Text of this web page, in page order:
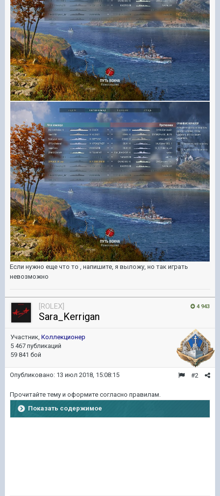
Если нужно еще что то , напишите, я выложу, но так играть
невозможно
4 943
[ROLEX]
Sara_Kerrigan
Участник, Коллекционер
5 467 публикаций
59 841 бой
#2
Опубликовано: 13 июл 2018, 15:08:15
Прочитайте тему и оформите согласно правилам.
Показать содержимое